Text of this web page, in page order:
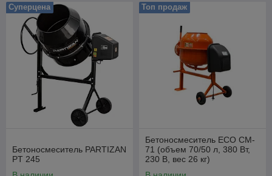
Суперцена
Бетоносмеситель PARTIZAN
PT 245
Топ продаж
Бетоносмеситель ECO CM-
71 (объем 70/50 л, 380 Вт,
230 В, вес 26 кг)